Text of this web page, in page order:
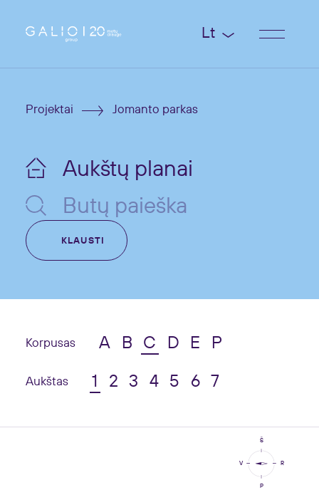
Lt
Projektai Jomanto parkas
Aukštų planai
Butų paieška
KLAUSTI
Korpusas A B C D E P
Aukštas 1 2 3 4 5 6 7
Š
P
R
V